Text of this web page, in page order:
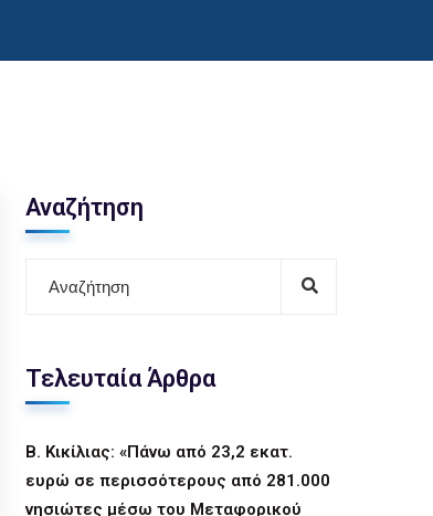
Αναζήτηση
Τελευταία Άρθρα
Β. Κικίλιας: «Πάνω από 23,2 εκατ.
ευρώ σε περισσότερους από 281.000
νησιώτες μέσω του Μεταφορικού